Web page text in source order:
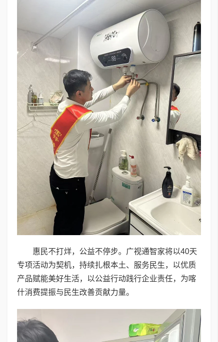
惠民不打烊，公益不停步。广视通智家将以40天
专项活动为契机，持续扎根本土、服务民生，以优质
产品赋能美好生活，以公益行动践行企业责任，为喀
什消费提振与民生改善贡献力量。